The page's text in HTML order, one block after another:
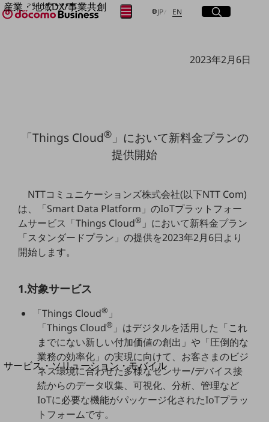
産業・地域DX/事業共創
OPEN HUB for Plural Futures
産業・地域DXプラットフォーマーとして
企業と地域が持続成長する社会を目指します
Smart Industry
Smart Mobility
Smart Worksite
生成AI(Generative AI)
地域の取り組み
自治体・地域社会との共創
LGPF(Local Government Platform)
別ウィンドウで開きます
サービス・ソリューション・モバイル
サービス・ソリューションTOP
DXに関する課題を解決する
サービス・ソリューションをご紹介
JP日本語
EN Englishサイト内検索
開く
メニュー
開く
取り組みを検索
2023年2月6日
「Things Cloud®」において新料金プランの
提供開始
NTTコミュニケーションズ株式会社(以下NTT Com)
は、「Smart Data Platform」のIoTプラットフォー
ムサービス「Things Cloud® 」において新料金プラン
「スタンダードプラン」の提供を2023年2月6日より
開始します。
1.対象サービス
「Things Cloud® 」
「Things Cloud® 」はデジタルを活用した「これ
までにない新しい付加価値の創出」や「圧倒的な
業務の効率化」の実現に向けて、お客さまのビジ
ネス環境に合わせた多様なセンサー/デバイス接
続からのデータ収集、可視化、分析、管理など
IoTに必要な機能がパッケージ化されたIoTプラッ
トフォームです。